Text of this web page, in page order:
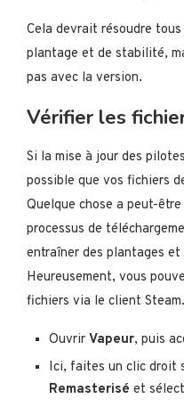
Cela devrait résoudre
plantage et de stabilité,
pas avec la version.
Vérifier les
Si la mise à jour des
possible que vos fichiers
Quelque chose a peut-
processus de
entraîner des plantages
Heureusement, vous
fichiers via le client Steam.
Ouvrir Vapeur, puis
Ici, faites un clic droit
Remasterisé et